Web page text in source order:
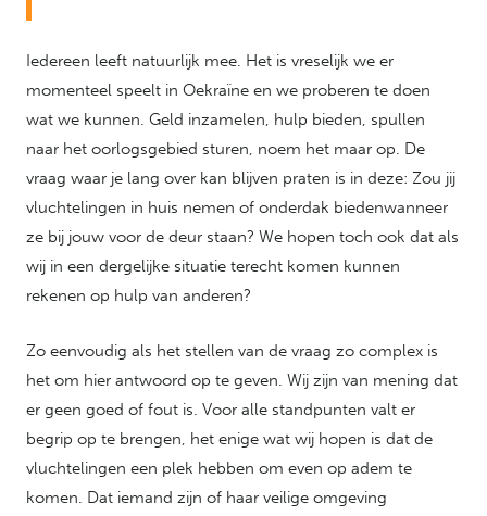
Iedereen leeft natuurlijk mee. Het is vreselijk we er
momenteel speelt in Oekraïne en we proberen te doen
wat we kunnen. Geld inzamelen, hulp bieden, spullen
naar het oorlogsgebied sturen, noem het maar op. De
vraag waar je lang over kan blijven praten is in deze: Zou jij
vluchtelingen in huis nemen of onderdak biedenwanneer
ze bij jouw voor de deur staan? We hopen toch ook dat als
wij in een dergelijke situatie terecht komen kunnen
rekenen op hulp van anderen?
Zo eenvoudig als het stellen van de vraag zo complex is
het om hier antwoord op te geven. Wij zijn van mening dat
er geen goed of fout is. Voor alle standpunten valt er
begrip op te brengen, het enige wat wij hopen is dat de
vluchtelingen een plek hebben om even op adem te
komen. Dat iemand zijn of haar veilige omgeving